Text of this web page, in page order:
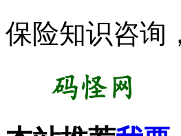
保险知识咨询